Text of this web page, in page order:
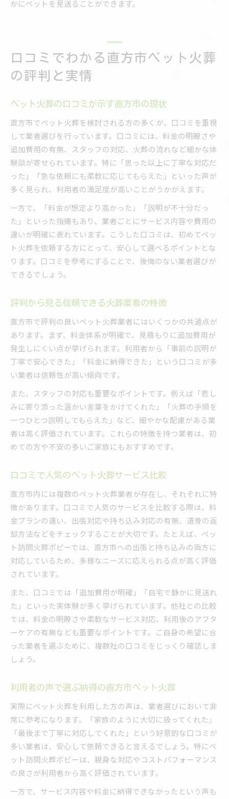
かにペットを見送ることができます。
口コミでわかる直方市ペット火葬
の評判と実情
ペット火葬の口コミが示す直方市の現状
直方市でペット火葬を検討される方の多くが、口コミを重視
して業者選びを行っています。口コミには、料金の明瞭さや
追加費用の有無、スタッフの対応、火葬の流れなど細かな体
験談が寄せられています。特に「思った以上に丁寧な対応だ
った」「急な依頼にも柔軟に応じてもらえた」といった声が
多く見られ、利用者の満足度が高いことがうかがえます。
一方で、「料金が想定より高かった」「説明が不十分だっ
た」といった指摘もあり、業者ごとにサービス内容や費用の
違いが明確に表れています。こうした口コミは、初めてペッ
ト火葬を依頼する方にとって、安心して選べるポイントとな
ります。口コミを参考にすることで、後悔のない業者選びが
できるでしょう。
評判から見る信頼できる火葬業者の特徴
直方市で評判の良いペット火葬業者にはいくつかの共通点が
あります。まず、料金体系が明確で、見積もりに追加費用が
発生しにくい点が挙げられます。利用者から「事前の説明が
丁寧で安心できた」「料金に納得できた」という口コミが多
い業者は信頼性が高い傾向です。
また、スタッフの対応も重要なポイントです。例えば「悲し
みに寄り添った温かい言葉をかけてくれた」「火葬の手順を
一つひとつ説明してもらえた」など、細やかな配慮がある業
者は高く評価されています。これらの特徴を持つ業者は、初
めての方や不安の多いご家族にもおすすめです。
口コミで人気のペット火葬サービス比較
直方市内には複数のペット火葬業者が存在し、それぞれに特
徴があります。口コミで人気のサービスを比較する際は、料
金プランの違い、出張対応や持ち込み対応の有無、遺骨の返
却方法などをチェックすることが大切です。たとえば、ペッ
ト訪問火葬ポピーでは、直方市への出張と持ち込みの両方に
対応しているため、多様なニーズに応えられる点が高く評価
されています。
また、口コミでは「追加費用が明確」「自宅で静かに見送れ
た」といった実体験が多く挙げられています。他社との比較
では、料金の明瞭さや柔軟なサービス対応、利用後のアフタ
ーケアの有無なども重要なポイントです。ご自身の希望に合
った業者を選ぶために、複数社の口コミをじっくり確認しま
しょう。
利用者の声で選ぶ納得の直方市ペット火葬
実際にペット火葬を利用した方の声は、業者選びにおいて非
常に参考になります。「家族のように大切に扱ってくれた」
「最後まで丁寧に対応してくれた」という好意的な口コミが
多い業者は、安心して依頼できると言えるでしょう。特にペ
ット訪問火葬ポピーは、親身な対応やコストパフォーマンス
の良さが利用者から高く評価されています。
一方で、サービス内容や料金に納得できなかったという声も